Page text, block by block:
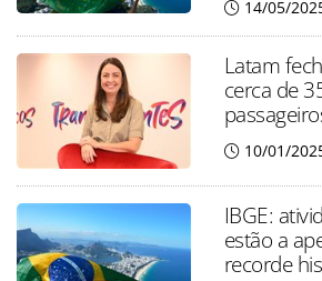
14/05/
Latam
cerca de
10/01/
IBGE:
estão a
recorde